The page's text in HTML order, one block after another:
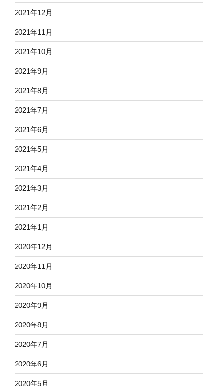
2021年12月
2021年11月
2021年10月
2021年9月
2021年8月
2021年7月
2021年6月
2021年5月
2021年4月
2021年3月
2021年2月
2021年1月
2020年12月
2020年11月
2020年10月
2020年9月
2020年8月
2020年7月
2020年6月
2020年5月